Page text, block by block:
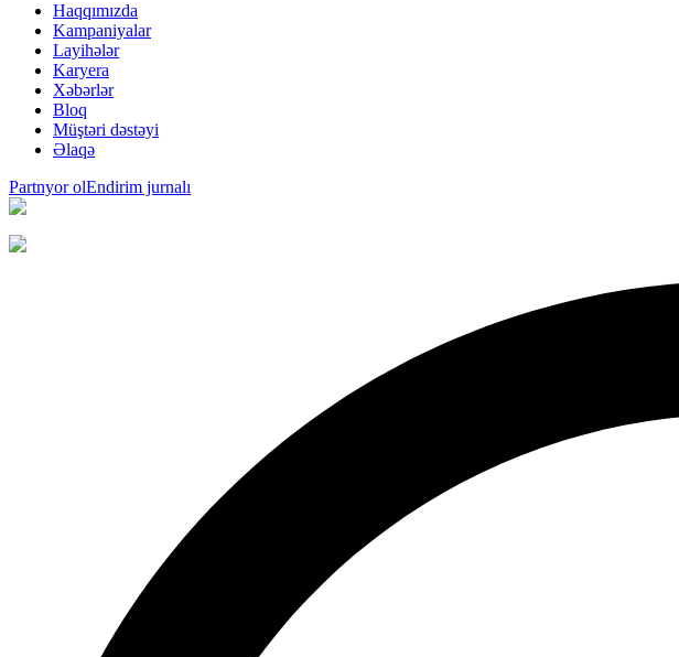
Haqqımızda
Kampaniyalar
Layihələr
Karyera
Xəbərlər
Bloq
Müştəri dəstəyi
Əlaqə
Partnyor olEndirim jurnalı